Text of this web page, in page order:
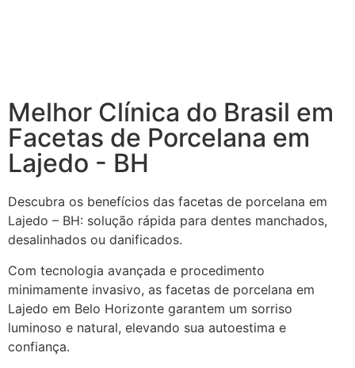
Melhor Clínica do Brasil em
Facetas de Porcelana em
Lajedo - BH
Descubra os benefícios das facetas de porcelana em
Lajedo – BH: solução rápida para dentes manchados,
desalinhados ou danificados.
Com tecnologia avançada e procedimento
minimamente invasivo, as facetas de porcelana em
Lajedo em Belo Horizonte garantem um sorriso
luminoso e natural, elevando sua autoestima e
confiança.